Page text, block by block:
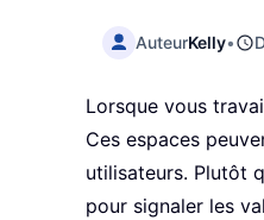
AuteurKelly•
Lorsque vous
Ces espaces
utilisateurs. Plutôt
pour signaler les